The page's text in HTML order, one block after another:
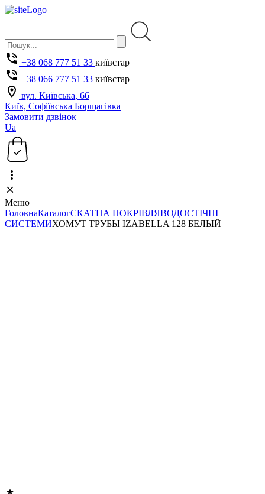
+38 068 777 51 33 київстар
+38 066 777 51 33 київстар
вул. Київська, 66
Київ, Софіївська Борщагівка
Замовити дзвінок
Ua
Меню
ГоловнаКаталогСКАТНА ПОКРІВЛЯВОДОСТІЧНІ
СИСТЕМИХОМУТ ТРУБЫ IZABELLA 128 БЕЛЫЙ